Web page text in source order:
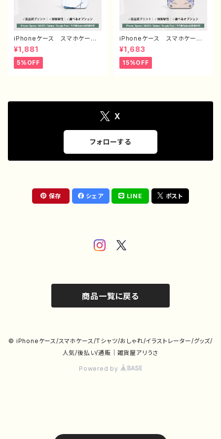
iPhoneケース スマホケー
ス イラスト おしゃれ 花
柄 エモい レディース AQU
OS sense 2 3 4 5 iPhone1
5/14/13/12/11 Xperia Goo
¥1,881
5%OFF
iPhoneケース スマホケー
ス 安い シンプル 花柄 お
しゃれ かわいい レディー
ス 個性的 韓国風 おすす
め 人気 クリエイター iPho
グッズ エモいスマホケース
タイトル：ニュアンスフラワー PA
¥1,683
15%OFF
X
フォローする
保存 シェア LINE ポスト
商品一覧に戻る
© iPhoneケース/スマホケース/Tシャツ/おしゃれ/イラストレーター/グッズ/
人気/後払い/通販｜雑貨屋アリうさ
Powered by